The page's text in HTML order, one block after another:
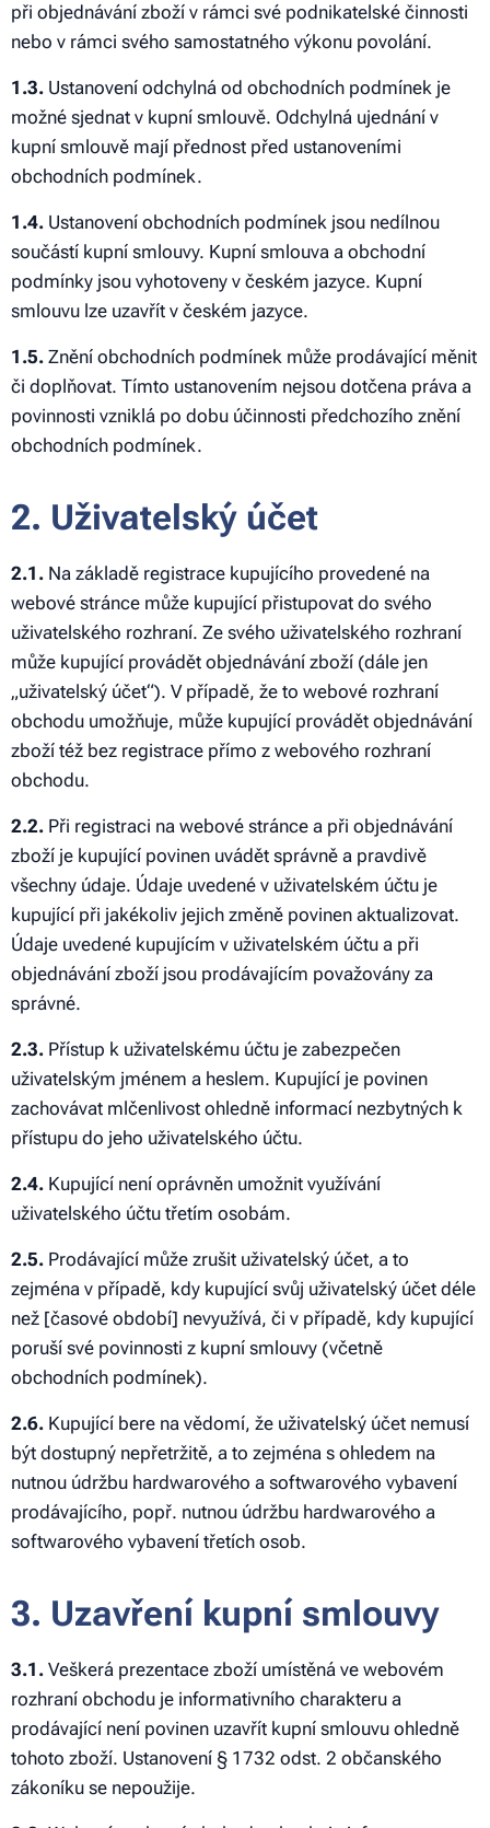
při objednávání zboží v rámci své podnikatelské činnosti
nebo v rámci svého samostatného výkonu povolání.
1.3. Ustanovení odchylná od obchodních podmínek je
možné sjednat v kupní smlouvě. Odchylná ujednání v
kupní smlouvě mají přednost před ustanoveními
obchodních podmínek.
1.4. Ustanovení obchodních podmínek jsou nedílnou
součástí kupní smlouvy. Kupní smlouva a obchodní
podmínky jsou vyhotoveny v českém jazyce. Kupní
smlouvu lze uzavřít v českém jazyce.
1.5. Znění obchodních podmínek může prodávající měnit
či doplňovat. Tímto ustanovením nejsou dotčena práva a
povinnosti vzniklá po dobu účinnosti předchozího znění
obchodních podmínek.
2. Uživatelský účet
2.1. Na základě registrace kupujícího provedené na
webové stránce může kupující přistupovat do svého
uživatelského rozhraní. Ze svého uživatelského rozhraní
může kupující provádět objednávání zboží (dále jen
„uživatelský účet“). V případě, že to webové rozhraní
obchodu umožňuje, může kupující provádět objednávání
zboží též bez registrace přímo z webového rozhraní
obchodu.
2.2. Při registraci na webové stránce a při objednávání
zboží je kupující povinen uvádět správně a pravdivě
všechny údaje. Údaje uvedené v uživatelském účtu je
kupující při jakékoliv jejich změně povinen aktualizovat.
Údaje uvedené kupujícím v uživatelském účtu a při
objednávání zboží jsou prodávajícím považovány za
správné.
2.3. Přístup k uživatelskému účtu je zabezpečen
uživatelským jménem a heslem. Kupující je povinen
zachovávat mlčenlivost ohledně informací nezbytných k
přístupu do jeho uživatelského účtu.
2.4. Kupující není oprávněn umožnit využívání
uživatelského účtu třetím osobám.
2.5. Prodávající může zrušit uživatelský účet, a to
zejména v případě, kdy kupující svůj uživatelský účet déle
než [časové období] nevyužívá, či v případě, kdy kupující
poruší své povinnosti z kupní smlouvy (včetně
obchodních podmínek).
2.6. Kupující bere na vědomí, že uživatelský účet nemusí
být dostupný nepřetržitě, a to zejména s ohledem na
nutnou údržbu hardwarového a softwarového vybavení
prodávajícího, popř. nutnou údržbu hardwarového a
softwarového vybavení třetích osob.
3. Uzavření kupní smlouvy
3.1. Veškerá prezentace zboží umístěná ve webovém
rozhraní obchodu je informativního charakteru a
prodávající není povinen uzavřít kupní smlouvu ohledně
tohoto zboží. Ustanovení § 1732 odst. 2 občanského
zákoníku se nepoužije.